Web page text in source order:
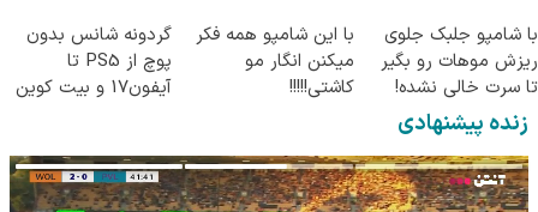
با شامپو جلبک جلوی
ریزش موهات رو بگیر
تا سرت خالی نشده!
با این شامپو همه فکر
میکنن انگار مو
کاشتی!!!!!
گردونه شانس بدون
پوچ از PS5 تا
آیفون17 و بیت کوین
زنده پیشنهادی